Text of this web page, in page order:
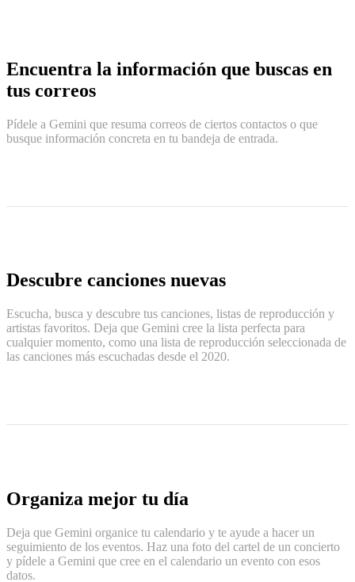
Encuentra la información que buscas en
tus correos
Pídele a Gemini que resuma correos de ciertos contactos o que
busque información concreta en tu bandeja de entrada.
Descubre canciones nuevas
Escucha, busca y descubre tus canciones, listas de reproducción y
artistas favoritos. Deja que Gemini cree la lista perfecta para
cualquier momento, como una lista de reproducción seleccionada de
las canciones más escuchadas desde el 2020.
Organiza mejor tu día
Deja que Gemini organice tu calendario y te ayude a hacer un
seguimiento de los eventos. Haz una foto del cartel de un concierto
y pídele a Gemini que cree en el calendario un evento con esos
datos.